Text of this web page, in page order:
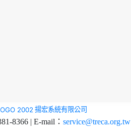
揚宏系統有限公司
8366 | E-mail： service@treca.org.tw